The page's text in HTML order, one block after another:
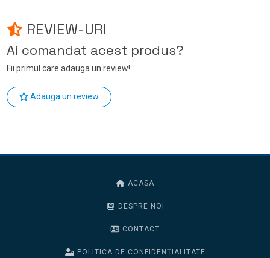
REVIEW-URI
Ai comandat acest produs?
Fii primul care adauga un review!
Adauga un review
ACASA
DESPRE NOI
CONTACT
POLITICA DE CONFIDENȚIALITATE